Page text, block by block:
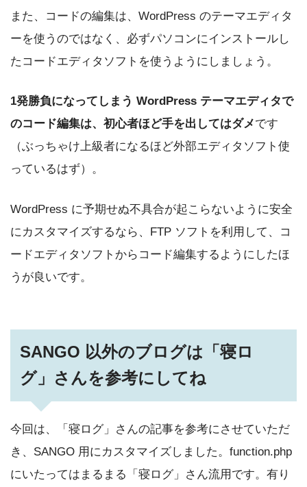
また、コードの編集は、WordPress のテーマエディタ
ーを使うのではなく、必ずパソコンにインストールし
たコードエディタソフトを使うようにしましょう。
1発勝負になってしまう WordPress テーマエディタで
のコード編集は、初心者ほど手を出してはダメです
（ぶっちゃけ上級者になるほど外部エディタソフト使
っているはず）。
WordPress に予期せぬ不具合が起こらないように安全
にカスタマイズするなら、FTP ソフトを利用して、コ
ードエディタソフトからコード編集するようにしたほ
うが良いです。
SANGO 以外のブログは「寝ロ
グ」さんを参考にしてね
今回は、「寝ログ」さんの記事を参考にさせていただ
き、SANGO 用にカスタマイズしました。function.php
にいたってはまるまる「寝ログ」さん流用です。有り